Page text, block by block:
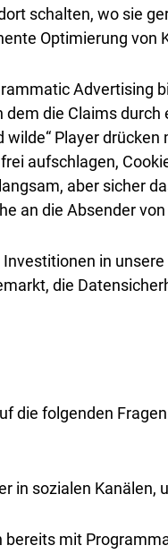
schalten, wo sie
Optimierung von
Advertising
die Claims
wilde“ Player
aufschlagen,
aber sicher
an die Absender
in
die
die folgenden
in sozialen
bereits mit